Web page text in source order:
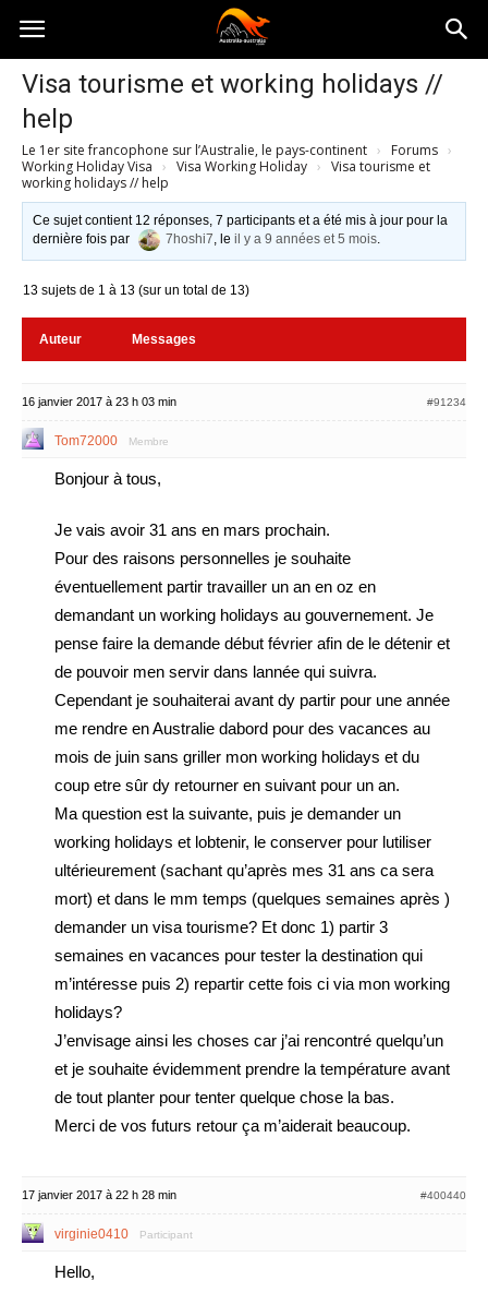
Australia-
australie.com
Visa tourisme et working holidays //
help
Le 1er site francophone sur l’Australie, le pays-continent › Forums ›
Working Holiday Visa › Visa Working Holiday › Visa tourisme et
working holidays // help
Ce sujet contient 12 réponses, 7 participants et a été mis à jour pour la
dernière fois par
7hoshi7, leil y a 9 années et 5 mois.
13 sujets de 1 à 13 (sur un total de 13)
Auteur Messages
16 janvier 2017 à 23 h 03 min #91234
Tom72000 Membre
Bonjour à tous,
Je vais avoir 31 ans en mars prochain.
Pour des raisons personnelles je souhaite
éventuellement partir travailler un an en oz en
demandant un working holidays au gouvernement. Je
pense faire la demande début février afin de le détenir et
de pouvoir men servir dans lannée qui suivra.
Cependant je souhaiterai avant dy partir pour une année
me rendre en Australie dabord pour des vacances au
mois de juin sans griller mon working holidays et du
coup etre sûr dy retourner en suivant pour un an.
Ma question est la suivante, puis je demander un
working holidays et lobtenir, le conserver pour lutiliser
ultérieurement (sachant qu’après mes 31 ans ca sera
mort) et dans le mm temps (quelques semaines après )
demander un visa tourisme? Et donc 1) partir 3
semaines en vacances pour tester la destination qui
m’intéresse puis 2) repartir cette fois ci via mon working
holidays?
J’envisage ainsi les choses car j’ai rencontré quelqu’un
et je souhaite évidemment prendre la température avant
de tout planter pour tenter quelque chose la bas.
Merci de vos futurs retour ça m’aiderait beaucoup.
17 janvier 2017 à 22 h 28 min #400440
virginie0410 Participant
Hello,